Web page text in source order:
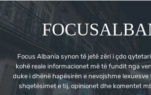
Focus Albania synon të jetë zëri i çdo
kohë reale informacionet më të fundit nga
duke i dhënë hapësirën e nevojshme lexuesve
shqetësimet e tij, opinionet dhe komentet